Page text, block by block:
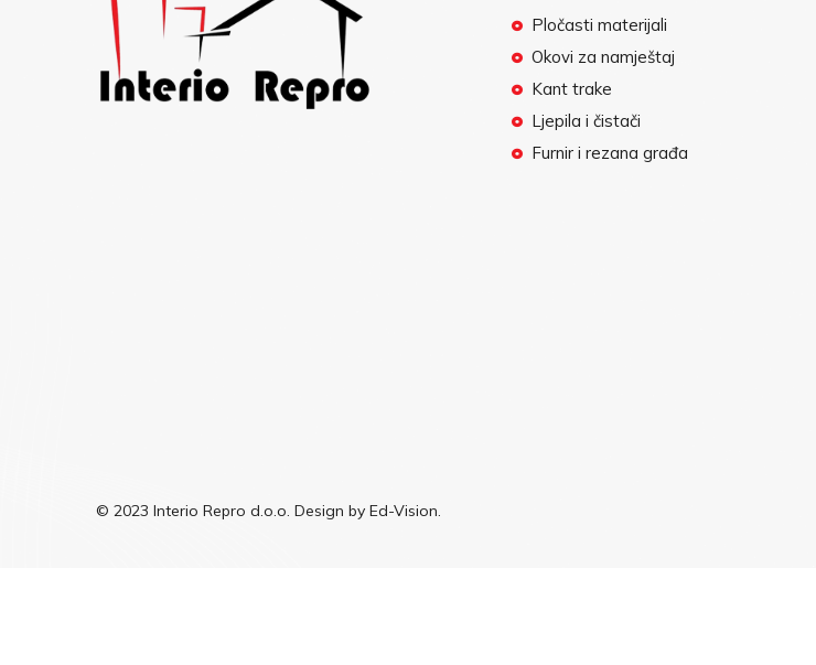
Pločasti materijali
Okovi za namještaj
Kant trake
Ljepila i čistači
Furnir i rezana građa
© 2023 Interio Repro d.o.o. Design by Ed-Vision.